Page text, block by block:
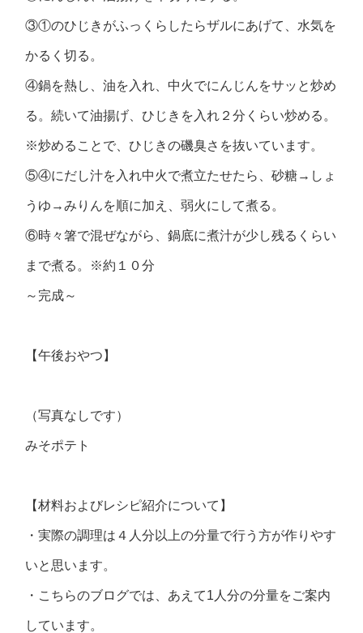
③①のひじきがふっくらしたらザルにあげて、水気を
かるく切る。
④鍋を熱し、油を入れ、中火でにんじんをサッと炒め
る。続いて油揚げ、ひじきを入れ２分くらい炒める。
※炒めることで、ひじきの磯臭さを抜いています。
⑤④にだし汁を入れ中火で煮立たせたら、砂糖→しょ
うゆ→みりんを順に加え、弱火にして煮る。
⑥時々箸で混ぜながら、鍋底に煮汁が少し残るくらい
まで煮る。※約１０分
～完成～
【午後おやつ】
（写真なしです）
みそポテト
【材料およびレシピ紹介について】
・実際の調理は４人分以上の分量で行う方が作りやす
いと思います。
・こちらのブログでは、あえて1人分の分量をご案内
しています。